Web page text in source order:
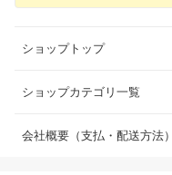
ショップトップ
ショップカテゴリ一覧
会社概要（支払・配送方法）